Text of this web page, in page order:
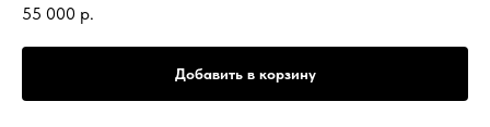
55 000 р.
Добавить в корзину